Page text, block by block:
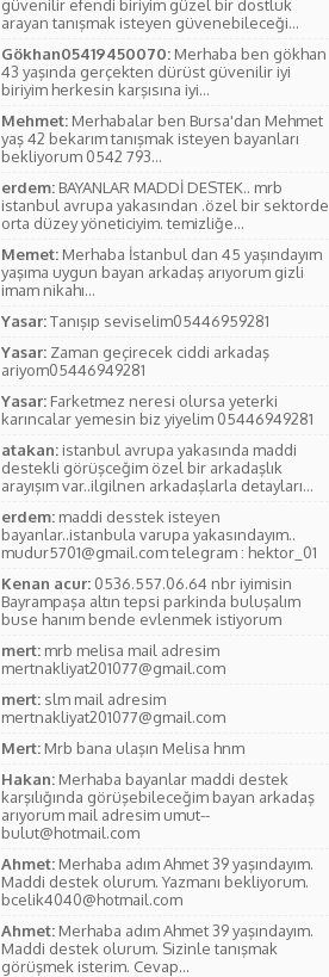
güvenilir efendi biriyim güzel bir dostluk
arayan tanışmak isteyen güvenebileceği...
Gökhan05419450070: Merhaba ben gökhan
43 yaşında gerçekten dürüst güvenilir iyi
biriyim herkesin karşısına iyi...
Mehmet: Merhabalar ben Bursa'dan Mehmet
yaş 42 bekarım tanışmak isteyen bayanları
bekliyorum 0542 793...
erdem: BAYANLAR MADDİ DESTEK.. mrb
istanbul avrupa yakasından .özel bir sektorde
orta düzey yöneticiyim. temizliğe...
Memet: Merhaba İstanbul dan 45 yaşındayım
yaşıma uygun bayan arkadaş arıyorum gizli
imam nikahı...
Yasar:Tanışıp seviselim05446959281
Yasar: Zaman geçirecek ciddi arkadaş
ariyom05446949281
Yasar: Farketmez neresi olursa yeterki
karıncalar yemesin biz yiyelim 05446949281
atakan: istanbul avrupa yakasında maddi
destekli görüşceğim özel bir arkadaşlık
arayışım var..ilgilnen arkadaşlarla detayları...
erdem: maddi desstek isteyen
bayanlar..istanbula varupa yakasındayım..
mudur5701@gmail.com telegram : hektor_01
Kenan acur: 0536.557.06.64 nbr iyimisin
Bayrampaşa altın tepsi parkinda buluşalım
buse hanım bende evlenmek istiyorum
mert: mrb melisa mail adresim
mertnakliyat201077@gmail.com
mert: slm mail adresim
mertnakliyat201077@gmail.com
Mert: Mrb bana ulaşın Melisa hnm
Hakan: Merhaba bayanlar maddi destek
karşılığında görüşebileceğim bayan arkadaş
arıyorum mail adresim umut--
bulut@hotmail.com
Ahmet: Merhaba adım Ahmet 39 yaşındayım.
Maddi destek olurum. Yazmanı bekliyorum.
bcelik4040@hotmail.com
Ahmet: Merhaba adım Ahmet 39 yaşındayım.
Maddi destek olurum. Sizinle tanışmak
görüşmek isterim. Cevap...